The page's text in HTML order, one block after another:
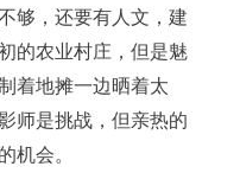
够，还要有人文，建
的农业村庄，但是魅
着地摊一边晒着太
师是挑战，但亲热的
机会。